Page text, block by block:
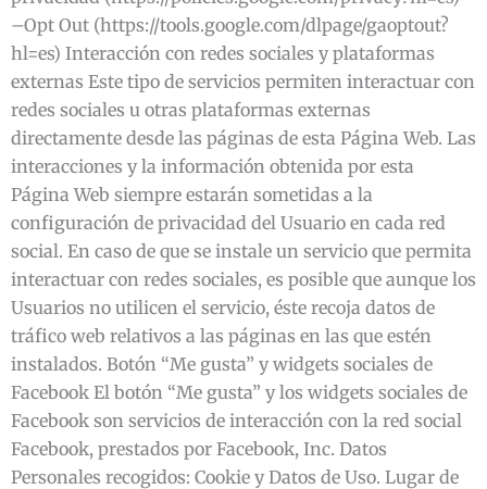
–Opt Out (https://tools.google.com/dlpage/gaoptout?
hl=es) Interacción con redes sociales y plataformas
externas Este tipo de servicios permiten interactuar con
redes sociales u otras plataformas externas
directamente desde las páginas de esta Página Web. Las
interacciones y la información obtenida por esta
Página Web siempre estarán sometidas a la
configuración de privacidad del Usuario en cada red
social. En caso de que se instale un servicio que permita
interactuar con redes sociales, es posible que aunque los
Usuarios no utilicen el servicio, éste recoja datos de
tráfico web relativos a las páginas en las que estén
instalados. Botón “Me gusta” y widgets sociales de
Facebook El botón “Me gusta” y los widgets sociales de
Facebook son servicios de interacción con la red social
Facebook, prestados por Facebook, Inc. Datos
Personales recogidos: Cookie y Datos de Uso. Lugar de